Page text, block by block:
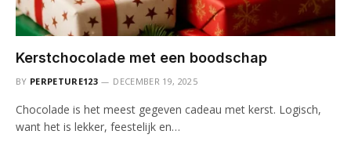
Kerstchocolade met een boodschap
BY PERPETURE123 DECEMBER 19, 2025
Chocolade is het meest gegeven cadeau met kerst. Logisch,
want het is lekker, feestelijk en…